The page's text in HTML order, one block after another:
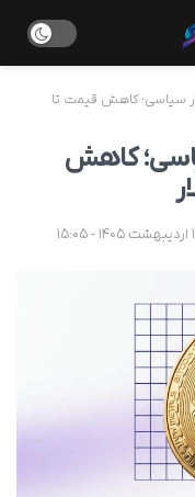
سیاسی؛ کاهش قیمت تا
کاهش